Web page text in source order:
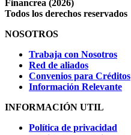
Financrea (2026)
Todos los derechos reservados
NOSOTROS
Trabaja con Nosotros
Red de aliados
Convenios para Créditos
Información Relevante
INFORMACIÓN UTIL
Política de privacidad